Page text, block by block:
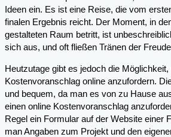
Ideen ein. Es ist eine Reise, die vom
finalen Ergebnis reicht. Der Moment, in
gestalteten Raum betritt, ist
sich aus, und oft fließen Tränen der
Heutzutage gibt es jedoch die Möglichkeit,
Kostenvoranschlag online anzufordern.
und bequem, da man es von zu Hause
einen online Kostenvoranschlag
Regel ein Formular auf der Website einer
man Angaben zum Projekt und den